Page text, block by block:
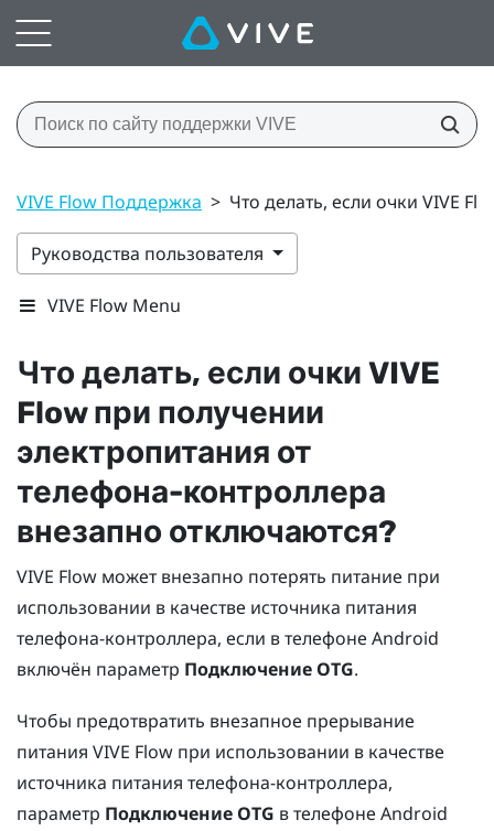
VIVE Flow Поддержка > Что делать, если очки VIVE
Руководства пользователя
VIVE Flow Menu
Что делать, если очки VIVE
Flowпри получении
электропитания от
телефона-контроллера
внезапно отключаются?
VIVE Flow может внезапно потерять питание при
использовании в качестве источника питания
телефона-контроллера, если в телефоне Android
включён параметр Подключение OTG.
Чтобы предотвратить внезапное прерывание
питания VIVE Flow при использовании в качестве
источника питания телефона-контроллера,
параметр Подключение OTG в телефоне Android